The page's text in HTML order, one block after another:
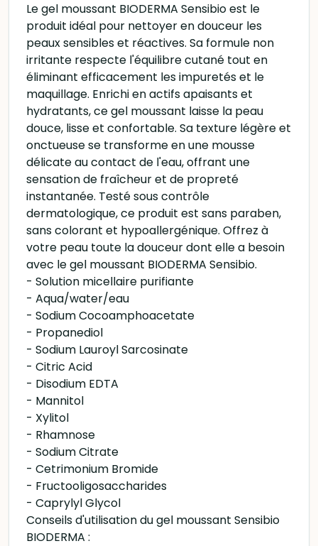
Le gel moussant BIODERMA Sensibio est le
produit idéal pour nettoyer en douceur les
peaux sensibles et réactives. Sa formule non
irritante respecte l'équilibre cutané tout en
éliminant efficacement les impuretés et le
maquillage. Enrichi en actifs apaisants et
hydratants, ce gel moussant laisse la peau
douce, lisse et confortable. Sa texture légère et
onctueuse se transforme en une mousse
délicate au contact de l'eau, offrant une
sensation de fraîcheur et de propreté
instantanée. Testé sous contrôle
dermatologique, ce produit est sans paraben,
sans colorant et hypoallergénique. Offrez à
votre peau toute la douceur dont elle a besoin
avec le gel moussant BIODERMA Sensibio.
- Solution micellaire purifiante
- Aqua/water/eau
- Sodium Cocoamphoacetate
- Propanediol
- Sodium Lauroyl Sarcosinate
- Citric Acid
- Disodium EDTA
- Mannitol
- Xylitol
- Rhamnose
- Sodium Citrate
- Cetrimonium Bromide
- Fructooligosaccharides
- Caprylyl Glycol
Conseils d'utilisation du gel moussant Sensibio
BIODERMA :